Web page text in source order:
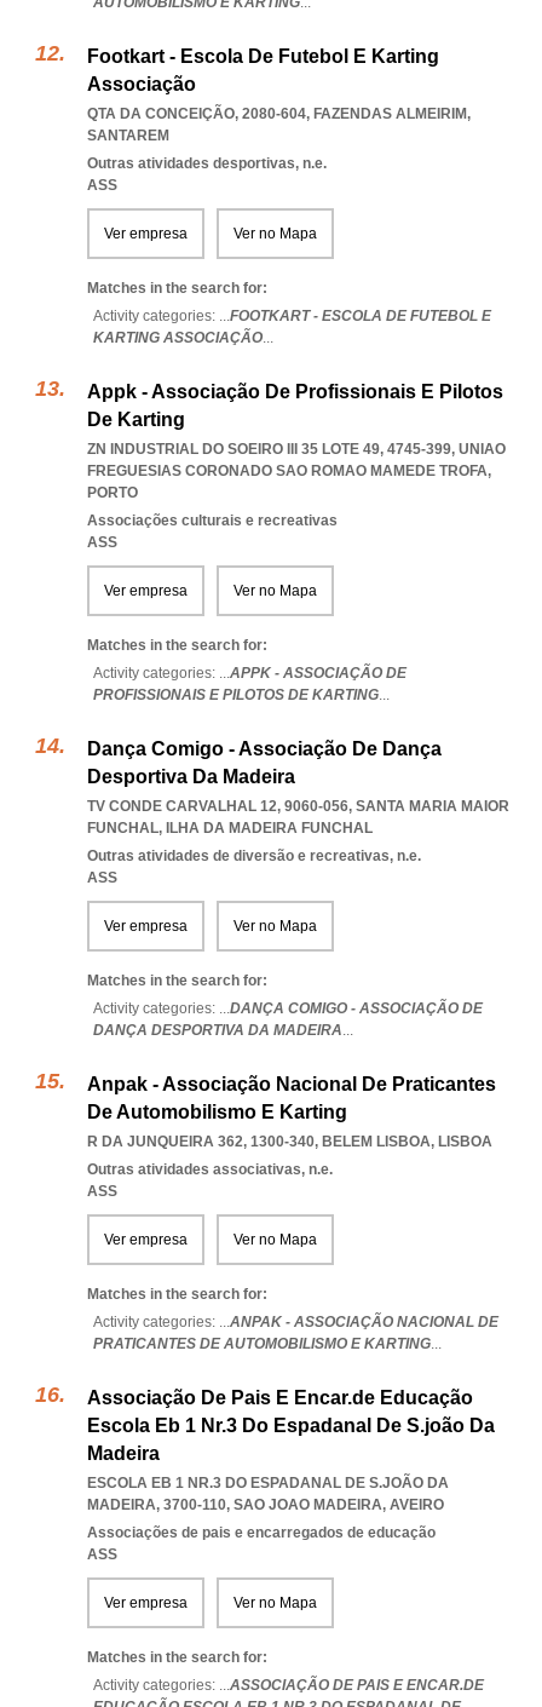
Footkart - Escola De Futebol E Karting
Associação
QTA DA CONCEIÇÃO, 2080-604, FAZENDAS ALMEIRIM,
SANTAREM
Outras atividades desportivas, n.e.
ASS
Ver empresa Ver no Mapa
Matches in the search for:
Activity categories: ...FOOTKART - ESCOLA DE FUTEBOL E
KARTING ASSOCIAÇÃO...
Appk - Associação De Profissionais E Pilotos
De Karting
ZN INDUSTRIAL DO SOEIRO III 35 LOTE 49, 4745-399, UNIAO
FREGUESIAS CORONADO SAO ROMAO MAMEDE TROFA,
PORTO
Associações culturais e recreativas
ASS
Ver empresa Ver no Mapa
Matches in the search for:
Activity categories: ...APPK - ASSOCIAÇÃO DE
PROFISSIONAIS E PILOTOS DE KARTING...
Dança Comigo - Associação De Dança
Desportiva Da Madeira
TV CONDE CARVALHAL 12, 9060-056, SANTA MARIA MAIOR
FUNCHAL, ILHA DA MADEIRA FUNCHAL
Outras atividades de diversão e recreativas, n.e.
ASS
Ver empresa Ver no Mapa
Matches in the search for:
Activity categories: ...DANÇA COMIGO - ASSOCIAÇÃO DE
DANÇA DESPORTIVA DA MADEIRA...
Anpak - Associação Nacional De Praticantes
De Automobilismo E Karting
R DA JUNQUEIRA 362, 1300-340, BELEM LISBOA, LISBOA
Outras atividades associativas, n.e.
ASS
Ver empresa Ver no Mapa
Matches in the search for:
Activity categories: ...ANPAK - ASSOCIAÇÃO NACIONAL DE
PRATICANTES DE AUTOMOBILISMO E KARTING...
Associação De Pais E Encar.de Educação
Escola Eb 1 Nr.3 Do Espadanal De S.joão Da
Madeira
ESCOLA EB 1 NR.3 DO ESPADANAL DE S.JOÃO DA
MADEIRA, 3700-110, SAO JOAO MADEIRA, AVEIRO
Associações de pais e encarregados de educação
ASS
Ver empresa Ver no Mapa
Matches in the search for:
Activity categories: ...ASSOCIAÇÃO DE PAIS E ENCAR.DE